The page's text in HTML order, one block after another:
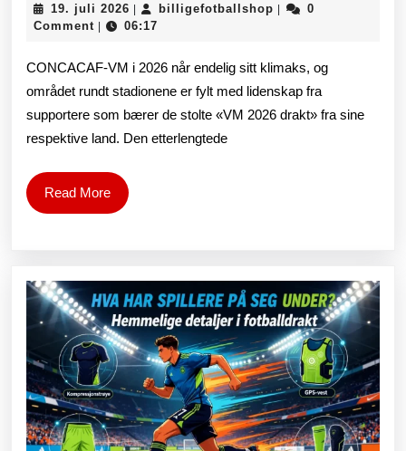
den
aller
første
«mesterskapsringen»
skal
og
spenningen
frem
mot
finalen.
19. juli 2026 19.
juli
billigefotballshop billigefotballshop
0
Comment
06:17
CONCACAF-VM i 2026 når endelig sitt klimaks, og
området rundt stadionene er fylt med lidenskap fra
supportere som bærer de stolte «VM 2026 drakt» fra sine
respektive land. Den etterlengtede
Read MoreRead
More